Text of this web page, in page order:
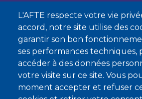
L'AFTE respecte votre vie
accord, notre site utilise des
garantir son bon
ses performances techniques,
accéder à des données
votre visite sur ce site. Vous
moment accepter et refuser
Nous contacter
À propos
Qui sommes-nous ?
Devenir membre